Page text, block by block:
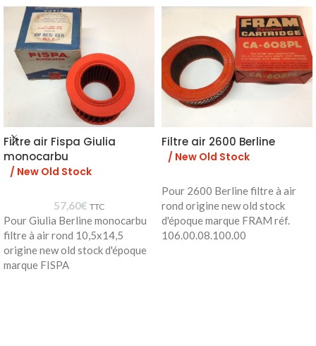
Filtre air Fispa Giulia
monocarbu
/ New Old Stock
57,60€ TTC
Pour Giulia Berline monocarbu
filtre à air rond 10,5x14,5
origine new old stock d'époque
marque FISPA
Filtre air 2600 Berline
/ New Old Stock
Pour 2600 Berline filtre à air
rond origine new old stock
d'époque marque FRAM réf.
106.00.08.100.00